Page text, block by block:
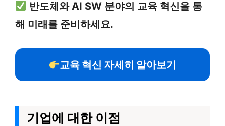
반도체와 AI SW 분야의 교육 혁신을 통
해 미래를 준비하세요.
교육 혁신 자세히 알아보기
기업에 대한 이점